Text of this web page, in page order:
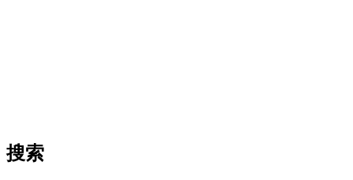
搜索